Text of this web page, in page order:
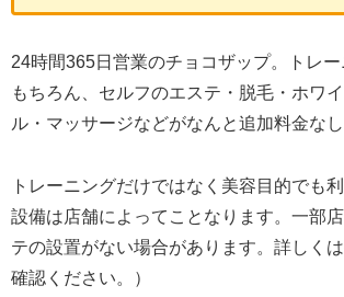
24時間365日営業のチョコザップ。トレ
もちろん、セルフのエステ・脱毛・ホワ
ル・マッサージなどがなんと追加料金なし
トレーニングだけではなく美容目的でも
設備は店舗によってことなります。一部
テの設置がない場合があります。詳しく
確認ください。）